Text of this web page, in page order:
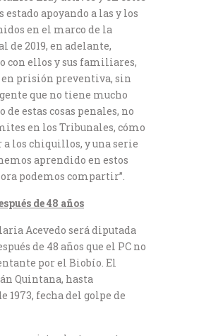
estado apoyando a las y los
en el marco de la
de 2019, en adelante,
con ellos y sus familiares,
en prisión preventiva, sin
que no tiene mucho
estas cosas penales, no
en los Tribunales, cómo
los chiquillos, y una serie
aprendido en estos
podemos compartir”.
de 48 años
Acevedo será diputada
de 48 años que el PC no
por el Biobío. El
Quintana, hasta
1973, fecha del golpe de